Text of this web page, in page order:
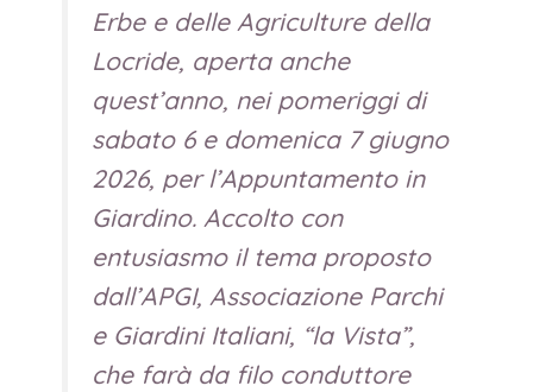
Erbe e delle Agriculture della
Locride, aperta anche
quest’anno, nei pomeriggi di
sabato 6 e domenica 7 giugno
2026, per l’Appuntamento in
Giardino. Accolto con
entusiasmo il tema proposto
dall’APGI, Associazione Parchi
e Giardini Italiani, “la Vista”,
che farà da filo conduttore